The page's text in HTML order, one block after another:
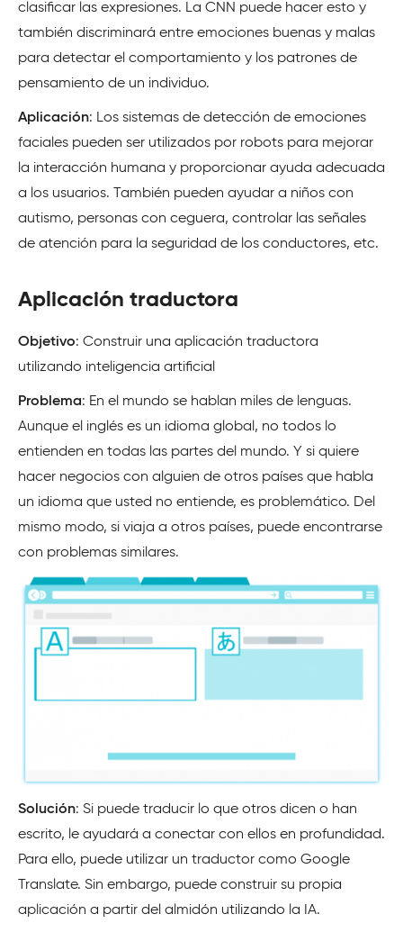
clasificar las expresiones. La CNN puede hacer esto y
también discriminará entre emociones buenas y malas
para detectar el comportamiento y los patrones de
pensamiento de un individuo.
Aplicación: Los sistemas de detección de emociones
faciales pueden ser utilizados por robots para mejorar
la interacción humana y proporcionar ayuda adecuada
a los usuarios. También pueden ayudar a niños con
autismo, personas con ceguera, controlar las señales
de atención para la seguridad de los conductores, etc.
Aplicación traductora
Objetivo: Construir una aplicación traductora
utilizando inteligencia artificial
Problema: En el mundo se hablan miles de lenguas.
Aunque el inglés es un idioma global, no todos lo
entienden en todas las partes del mundo. Y si quiere
hacer negocios con alguien de otros países que habla
un idioma que usted no entiende, es problemático. Del
mismo modo, si viaja a otros países, puede encontrarse
con problemas similares.
Solución: Si puede traducir lo que otros dicen o han
escrito, le ayudará a conectar con ellos en profundidad.
Para ello, puede utilizar un traductor como Google
Translate. Sin embargo, puede construir su propia
aplicación a partir del almidón utilizando la IA.